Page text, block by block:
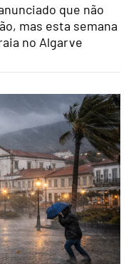
que não
mas esta semana
no Algarve